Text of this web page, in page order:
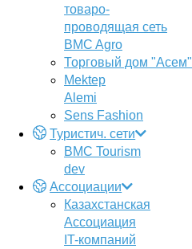
товаро-
проводящая сеть
BMC Agro
Торговый дом "Асем"
Mektep
Alemi
Sens Fashion
Туристич. сети
BMC Tourism
dev
Ассоциации
Казахстанская
Ассоциация
IT-компаний